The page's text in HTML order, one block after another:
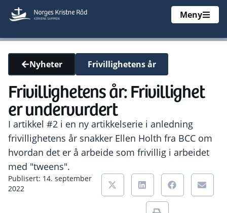
Meny
Nyheter Frivillighetens år
Frivillighetens år: Frivillighet
er undervurdert
I artikkel #2 i en ny artikkelserie i anledning
frivillighetens år snakker Ellen Holth fra BCC om
hvordan det er å arbeide som frivillig i arbeidet
med "tweens".
Publisert: 14. september
2022